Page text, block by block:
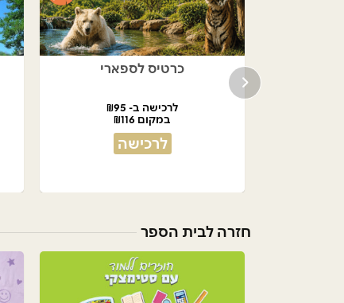
כרטיס לספארי
לרכישה ב- ₪95
במקום ₪116
לרכישה
חזרה לבית הספר